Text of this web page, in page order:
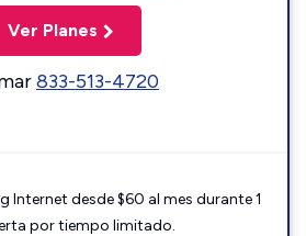
Ver Planes
833-513-4720
Internet desde $60 al mes durante 1
por tiempo limitado.